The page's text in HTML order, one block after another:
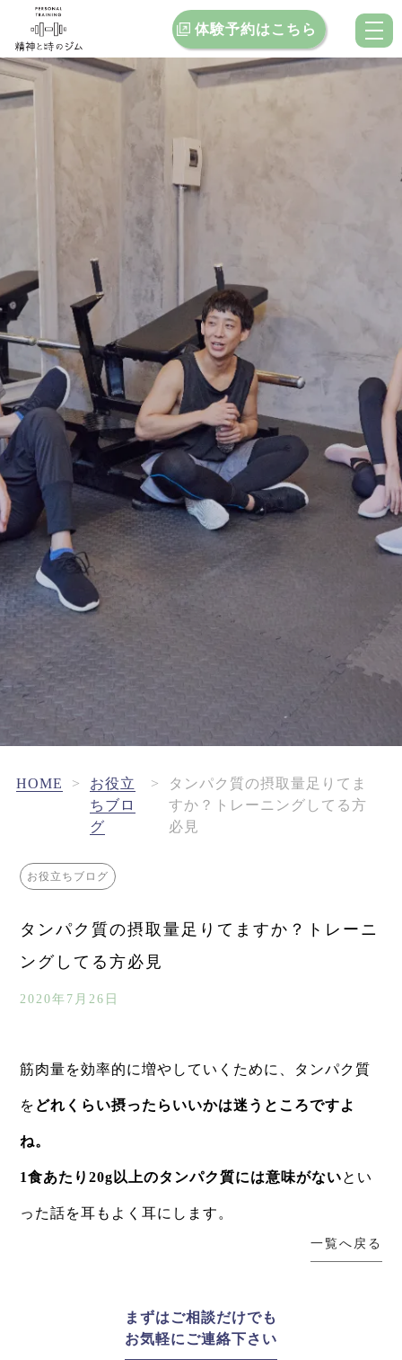
体験予約はこちら
HOME >
お役立
ちブロ
グ
>
タンパク質の摂取量足りてま
すか？トレーニングしてる方
必見
お役立ちブログ
タンパク質の摂取量足りてますか？トレーニ
ングしてる方必見
2020年7月26日
筋肉量を効率的に増やしていくために、タンパク質
を どれくらい摂ったらいいかは迷うところですよ
ね。
1食あたり20g以上のタンパク質には意味がないとい
った話を耳もよく耳にします。
一覧へ戻る
まずはご相談だけでも
お気軽にご連絡下さい
トップ
お客様インタビュー
クチコミ
ブログ
お問い合わせ
店舗一覧
FRANCHISE
フランチャイズお問い合わせ